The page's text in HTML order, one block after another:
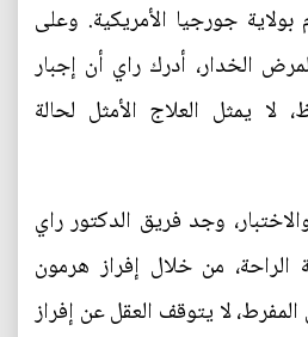
جورجيا الأمريكية. وعلى
الخدار، أدرك راي أن إجبار
لا يمثل العلاج الأمثل لحالة
وجد فريق الدكتور راي
من خلال إفراز هرمون
لا يتوقف العقل عن إفراز